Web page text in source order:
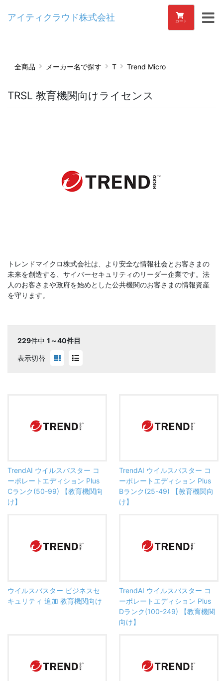
アイティクラウド株式会社 カート
全商品 メーカー名で探す T Trend Micro
TRSL 教育機関向けライセンス
トレンドマイクロ株式会社は、より安全な情報社会とお客さまの
未来を創造する、サイバーセキュリティのリーダー企業です。法
人のお客さまや政府を始めとした公共機関のお客さまの情報資産
を守ります。
229件中 1～40件目
表示切替
TrendAI ウイルスバスター コ
ーポレートエディション Plus
Cランク(50-99) 【教育機関向
け】
TrendAI ウイルスバスター コ
ーポレートエディション Plus
Bランク(25-49) 【教育機関向
け】
ウイルスバスター ビジネスセ
キュリティ 追加 教育機関向け
TrendAI ウイルスバスター コ
ーポレートエディション Plus
Dランク(100-249) 【教育機関
向け】